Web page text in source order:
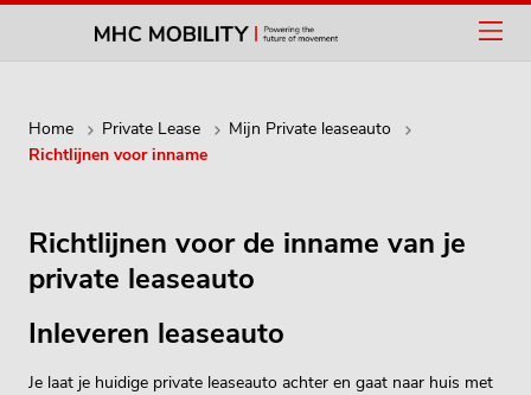
Home Private Lease
Mijn Private leaseauto
Richtlijnen voor inname
Richtlijnen voor de inname van je
private leaseauto
Inleveren leaseauto
Je laat je huidige private leaseauto achter en gaat naar huis met